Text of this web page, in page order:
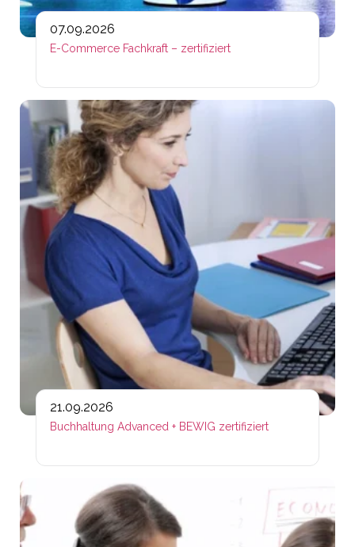
07.09.2026
E-Commerce Fachkraft – zertifiziert
21.09.2026
Buchhaltung Advanced + BEWIG zertifiziert